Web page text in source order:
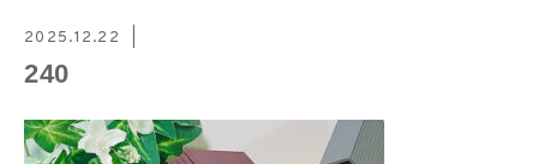
2025.12.22
240